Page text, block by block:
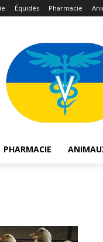
Équidés Pharmacie
PHARMACIE